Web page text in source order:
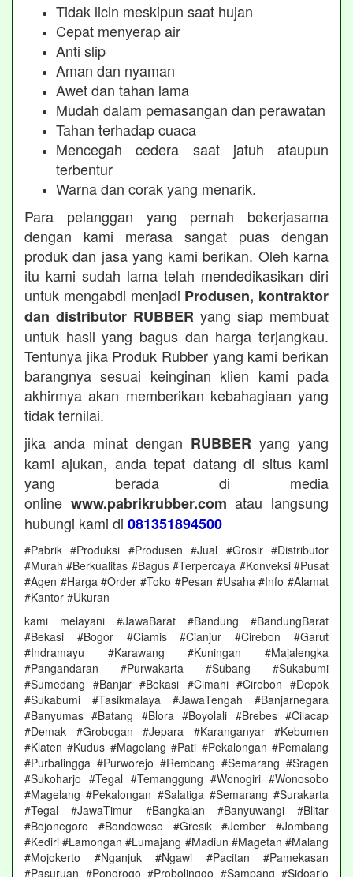
Tidak licin meskipun saat hujan
Cepat menyerap air
Anti slip
Aman dan nyaman
Awet dan tahan lama
Mudah dalam pemasangan dan perawatan
Tahan terhadap cuaca
Mencegah cedera saat jatuh ataupun
terbentur
Warna dan corak yang menarik.
Para pelanggan yang pernah bekerjasama
dengan kami merasa sangat puas dengan
produk dan jasa yang kami berikan. Oleh karna
itu kami sudah lama telah mendedikasikan diri
untuk mengabdi menjadi Produsen, kontraktor
dan distributor RUBBER yang siap membuat
untuk hasil yang bagus dan harga terjangkau.
Tentunya jika Produk Rubber yang kami berikan
barangnya sesuai keinginan klien kami pada
akhirmya akan memberikan kebahagiaan yang
tidak ternilai.
jika anda minat dengan RUBBER yang yang
kami ajukan, anda tepat datang di situs kami
yang berada di media
online www.pabrikrubber.com atau langsung
hubungi kami di 081351894500
#Pabrik #Produksi #Produsen #Jual #Grosir #Distributor
#Murah #Berkualitas #Bagus #Terpercaya #Konveksi #Pusat
#Agen #Harga #Order #Toko #Pesan #Usaha #Info #Alamat
#Kantor #Ukuran
kami melayani #JawaBarat #Bandung #BandungBarat
#Bekasi #Bogor #Ciamis #Cianjur #Cirebon #Garut
#Indramayu #Karawang #Kuningan #Majalengka
#Pangandaran #Purwakarta #Subang #Sukabumi
#Sumedang #Banjar #Bekasi #Cimahi #Cirebon #Depok
#Sukabumi #Tasikmalaya #JawaTengah #Banjarnegara
#Banyumas #Batang #Blora #Boyolali #Brebes #Cilacap
#Demak #Grobogan #Jepara #Karanganyar #Kebumen
#Klaten #Kudus #Magelang #Pati #Pekalongan #Pemalang
#Purbalingga #Purworejo #Rembang #Semarang #Sragen
#Sukoharjo #Tegal #Temanggung #Wonogiri #Wonosobo
#Magelang #Pekalongan #Salatiga #Semarang #Surakarta
#Tegal #JawaTimur #Bangkalan #Banyuwangi #Blitar
#Bojonegoro #Bondowoso #Gresik #Jember #Jombang
#Kediri #Lamongan #Lumajang #Madiun #Magetan #Malang
#Mojokerto #Nganjuk #Ngawi #Pacitan #Pamekasan
#Pasuruan #Ponorogo #Probolinggo #Sampang #Sidoarjo